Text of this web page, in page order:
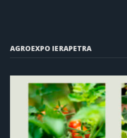
AGROEXPO IERAPETRA